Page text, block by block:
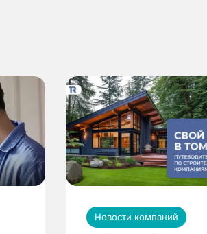
Новости компаний